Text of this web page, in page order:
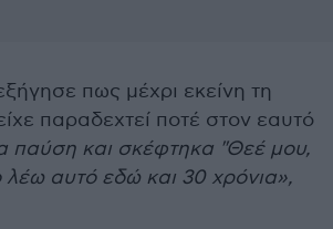
πως μέχρι εκείνη τη
παραδεχτεί ποτέ στον εαυτό
παύση και σκέφτηκα "Θεέ μου,
αυτό εδώ και 30 χρόνια»,